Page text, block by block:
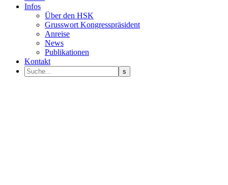
Infos
Über den HSK
Grusswort Kongresspräsident
Anreise
News
Publikationen
Kontakt